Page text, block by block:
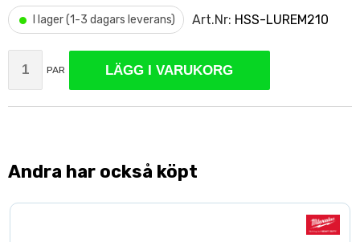
• I lager (1-3 dagars leverans) Art.Nr: HSS-LUREM210
PAR LÄGG I VARUKORG
Andra har också köpt